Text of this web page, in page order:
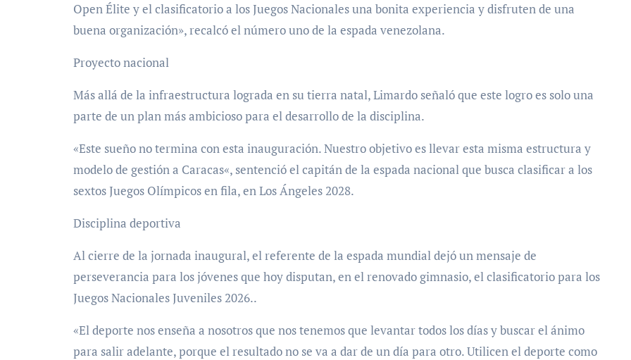
Open Élite y el clasificatorio a los Juegos Nacionales una bonita experiencia y disfruten de una
buena organización», recalcó el número uno de la espada venezolana.
Proyecto nacional
Más allá de la infraestructura lograda en su tierra natal, Limardo señaló que este logro es solo una
parte de un plan más ambicioso para el desarrollo de la disciplina.
«Este sueño no termina con esta inauguración. Nuestro objetivo es llevar esta misma estructura y
modelo de gestión a Caracas«, sentenció el capitán de la espada nacional que busca clasificar a los
sextos Juegos Olímpicos en fila, en Los Ángeles 2028.
Disciplina deportiva
Al cierre de la jornada inaugural, el referente de la espada mundial dejó un mensaje de
perseverancia para los jóvenes que hoy disputan, en el renovado gimnasio, el clasificatorio para los
Juegos Nacionales Juveniles 2026..
«El deporte nos enseña a nosotros que nos tenemos que levantar todos los días y buscar el ánimo
para salir adelante, porque el resultado no se va a dar de un día para otro. Utilicen el deporte como